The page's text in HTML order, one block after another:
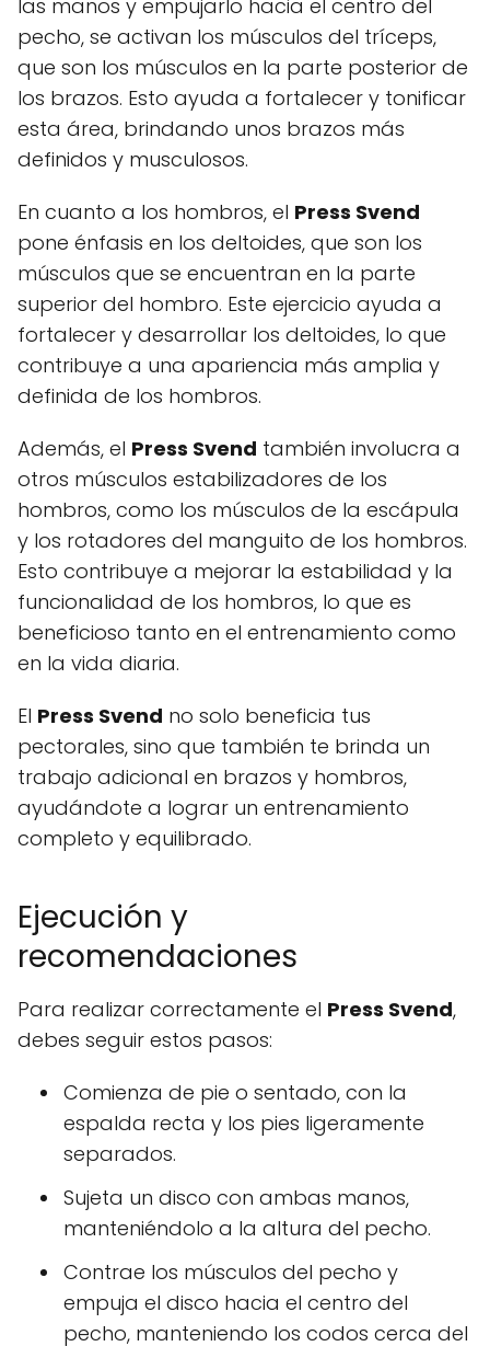
las manos y empujarlo hacia el centro del
pecho, se activan los músculos del tríceps,
que son los músculos en la parte posterior de
los brazos. Esto ayuda a fortalecer y tonificar
esta área, brindando unos brazos más
definidos y musculosos.
En cuanto a los hombros, el Press Svend
pone énfasis en los deltoides, que son los
músculos que se encuentran en la parte
superior del hombro. Este ejercicio ayuda a
fortalecer y desarrollar los deltoides, lo que
contribuye a una apariencia más amplia y
definida de los hombros.
Además, el Press Svend también involucra a
otros músculos estabilizadores de los
hombros, como los músculos de la escápula
y los rotadores del manguito de los hombros.
Esto contribuye a mejorar la estabilidad y la
funcionalidad de los hombros, lo que es
beneficioso tanto en el entrenamiento como
en la vida diaria.
El Press Svend no solo beneficia tus
pectorales, sino que también te brinda un
trabajo adicional en brazos y hombros,
ayudándote a lograr un entrenamiento
completo y equilibrado.
Ejecución y
recomendaciones
Para realizar correctamente el Press Svend,
debes seguir estos pasos:
Comienza de pie o sentado, con la
espalda recta y los pies ligeramente
separados.
Sujeta un disco con ambas manos,
manteniéndolo a la altura del pecho.
Contrae los músculos del pecho y
empuja el disco hacia el centro del
pecho, manteniendo los codos cerca del